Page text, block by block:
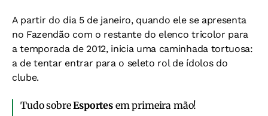
A partir do dia 5 de janeiro, quando ele se apresenta
no Fazendão com o restante do elenco tricolor para
a temporada de 2012, inicia uma caminhada tortuosa:
a de tentar entrar para o seleto rol de ídolos do
clube.
Tudo sobreEsportesem primeira mão!